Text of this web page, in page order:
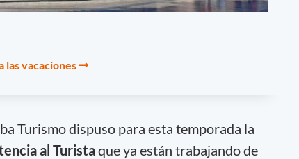
las vacaciones
Turismo dispuso para esta temporada la
al Turistaque ya están trabajando de